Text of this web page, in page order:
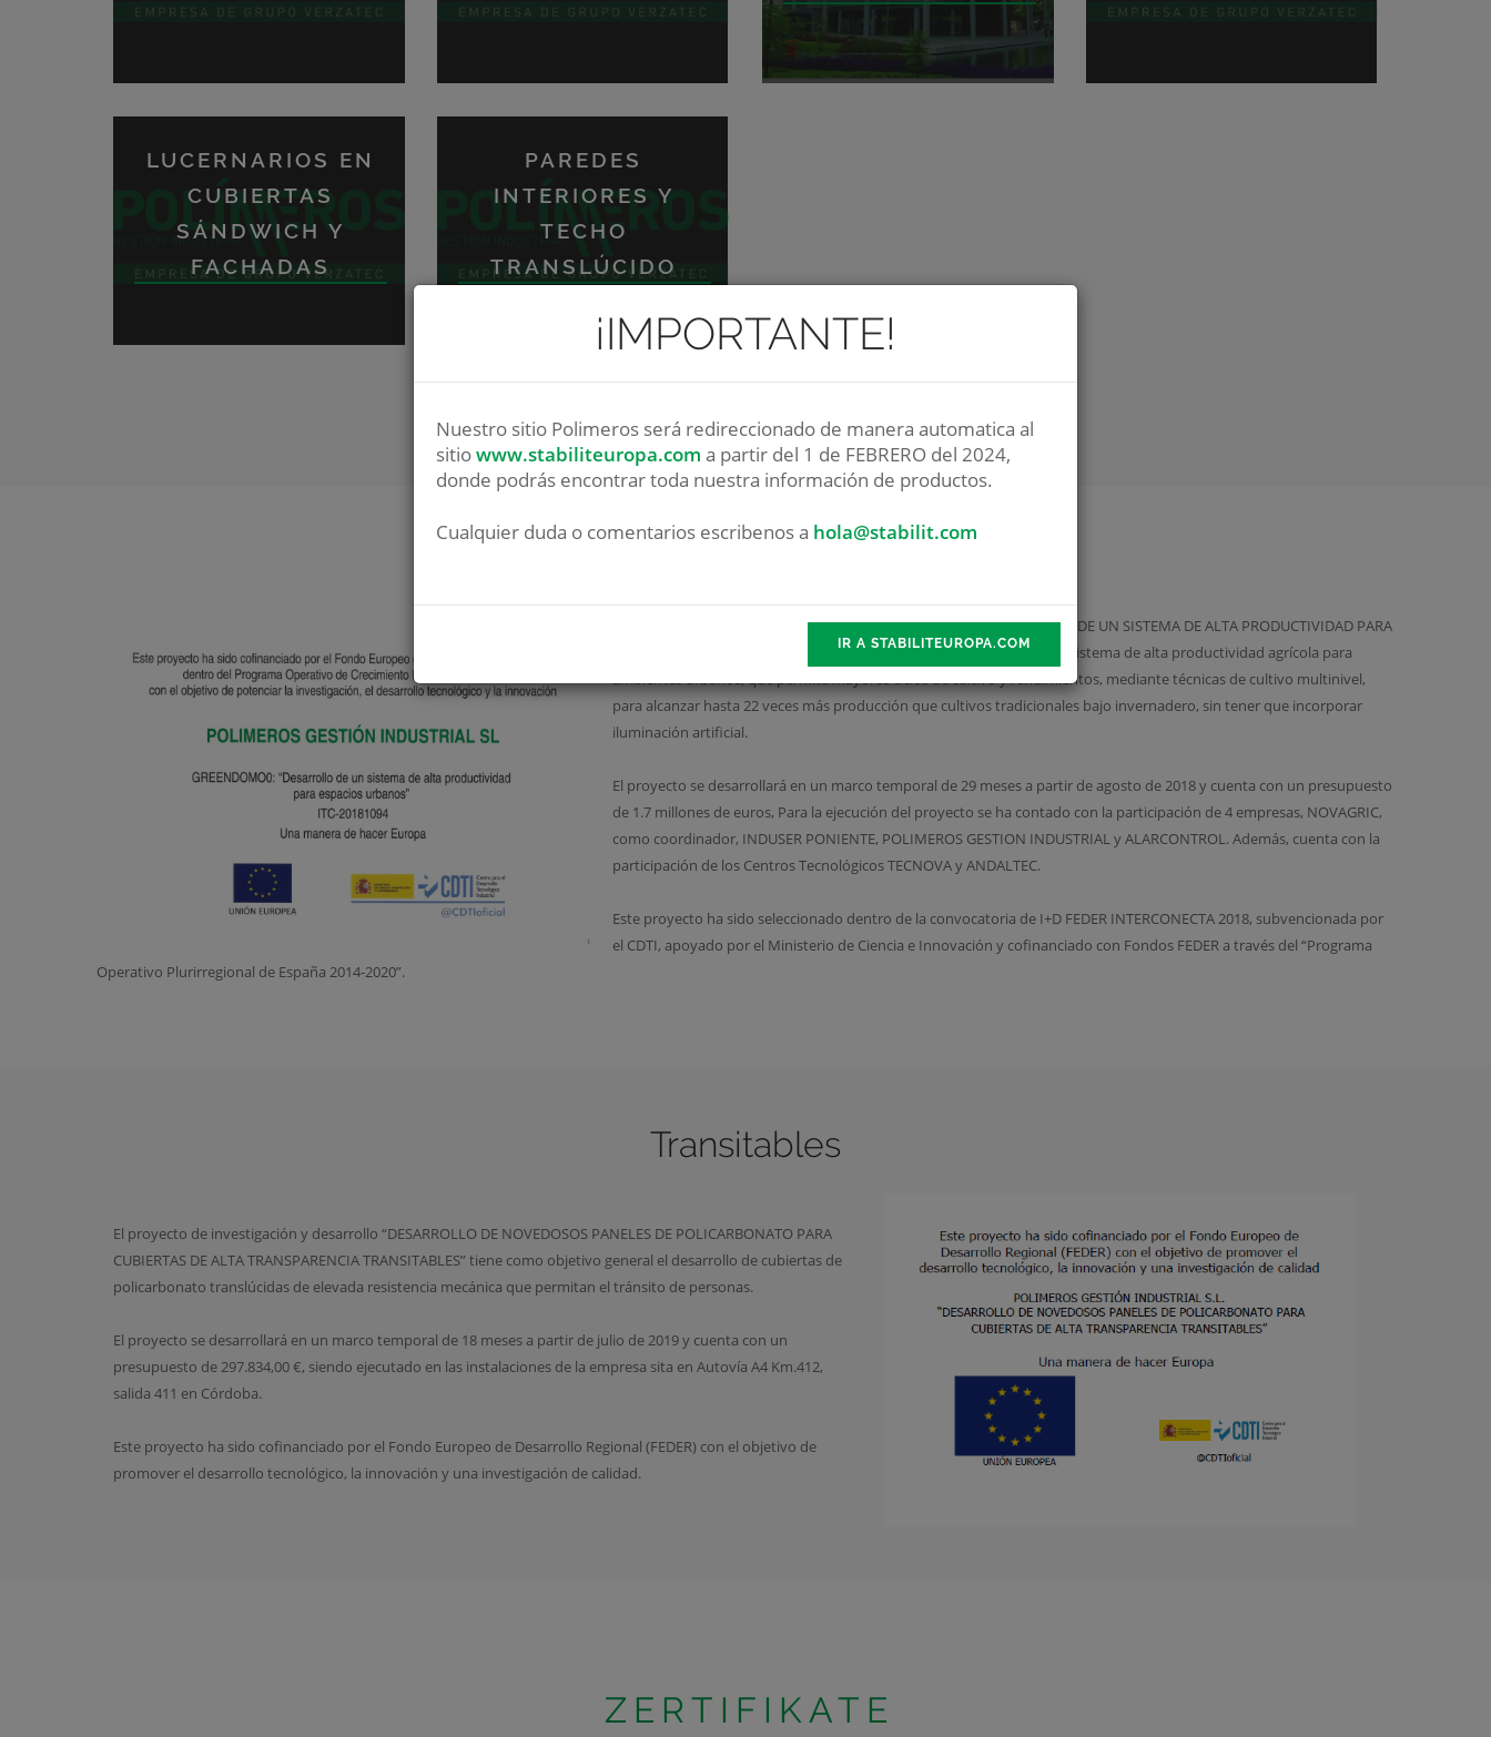
LUCERNARIOS EN
CUBIERTAS
SÁNDWICH Y
FACHADAS
PAREDES
INTERIORES Y
TECHO
TRANSLÚCIDO
El proyecto de investigación y desarrollo “GREENDOMO: DESARROLLO DE UN SISTEMA DE ALTA PRODUCTIVIDAD PARA
ESPACIOS URBANOS” tiene como objetivo general el desarrollo de un sistema de alta productividad agrícola para
ambientes urbanos, que permita mayores ciclos de cultivo y rendimientos, mediante técnicas de cultivo multinivel,
para alcanzar hasta 22 veces más producción que cultivos tradicionales bajo invernadero, sin tener que incorporar
iluminación artificial.
El proyecto se desarrollará en un marco temporal de 29 meses a partir de agosto de 2018 y cuenta con un presupuesto
de 1.7 millones de euros, Para la ejecución del proyecto se ha contado con la participación de 4 empresas, NOVAGRIC,
como coordinador, INDUSER PONIENTE, POLIMEROS GESTION INDUSTRIAL y ALARCONTROL. Además, cuenta con la
participación de los Centros Tecnológicos TECNOVA y ANDALTEC.
Este proyecto ha sido seleccionado dentro de la convocatoria de I+D FEDER INTERCONECTA 2018, subvencionada por
el CDTI, apoyado por el Ministerio de Ciencia e Innovación y cofinanciado con Fondos FEDER a través del “Programa
Operativo Plurirregional de España 2014-2020”.
Transitables
El proyecto de investigación y desarrollo “DESARROLLO DE NOVEDOSOS PANELES DE POLICARBONATO PARA
CUBIERTAS DE ALTA TRANSPARENCIA TRANSITABLES” tiene como objetivo general el desarrollo de cubiertas de
policarbonato translúcidas de elevada resistencia mecánica que permitan el tránsito de personas.
El proyecto se desarrollará en un marco temporal de 18 meses a partir de julio de 2019 y cuenta con un
presupuesto de 297.834,00 €, siendo ejecutado en las instalaciones de la empresa sita en Autovía A4 Km.412,
salida 411 en Córdoba.
Este proyecto ha sido cofinanciado por el Fondo Europeo de Desarrollo Regional (FEDER) con el objetivo de
promover el desarrollo tecnológico, la innovación y una investigación de calidad.
ZERTIFIKATE
¡IMPORTANTE!
Nuestro sitio Polimeros será redireccionado de manera automatica al
sitiowww.stabiliteuropa.com a partir del 1 de FEBRERO del 2024,
donde podrás encontrar toda nuestra información de productos.
Cualquier duda o comentarios escribenos a hola@stabilit.com
IR A STABILITEUROPA.COM